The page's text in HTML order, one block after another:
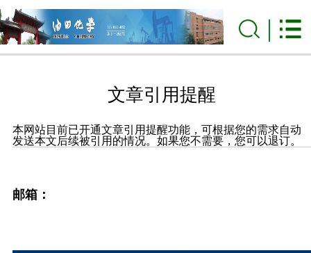
文章引用提醒
本网站目前已开通文章引用提醒功能，可根据您的需求自动
发送本文后续被引用的情况。如果您不需要，您可以退订。
邮箱：